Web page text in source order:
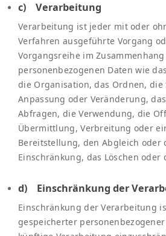
c) Verarbeitung
Verarbeitung ist jeder mit oder
Verfahren ausgeführte Vorgang
Vorgangsreihe im
personenbezogenen Daten wie
die Organisation, das Ordnen,
Anpassung oder Veränderung,
Abfragen, die Verwendung, die
Übermittlung, Verbreitung oder
Bereitstellung, den Abgleich oder
Einschränkung, das Löschen oder
d) Einschränkung der
Einschränkung der Verarbeitung
gespeicherter